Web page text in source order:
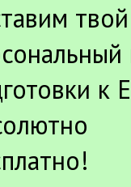
твой
к